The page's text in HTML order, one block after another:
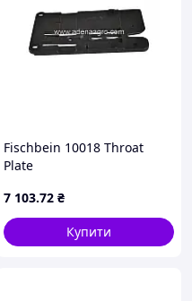
Fischbein 10018 Throat
Plate
7 103.72 ₴
Купити